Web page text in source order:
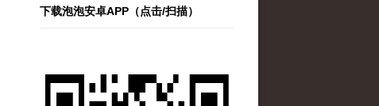
下载泡泡安卓APP（点击/扫描）